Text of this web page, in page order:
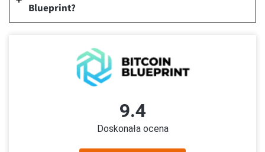
Blueprint?
9.4
Doskonała ocena